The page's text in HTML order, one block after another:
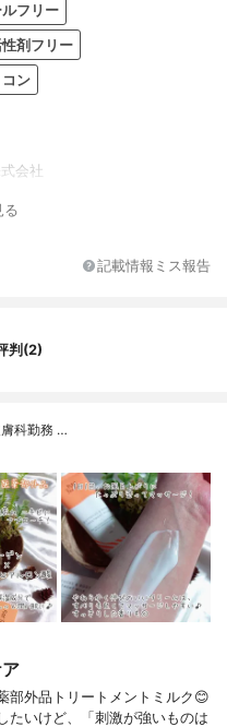
フリー
剤フリー
コン
会社
る
記載情報ミス報告
判(2)
科勤務 …
部外品トリートメントミルク😊
たいけど、「刺激が強いものは